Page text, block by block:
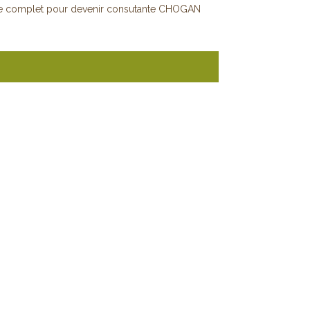
complet pour devenir consutante CHOGAN